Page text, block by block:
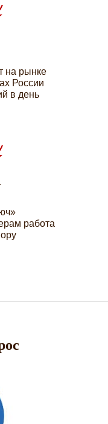
на рынке
России
в день
работа